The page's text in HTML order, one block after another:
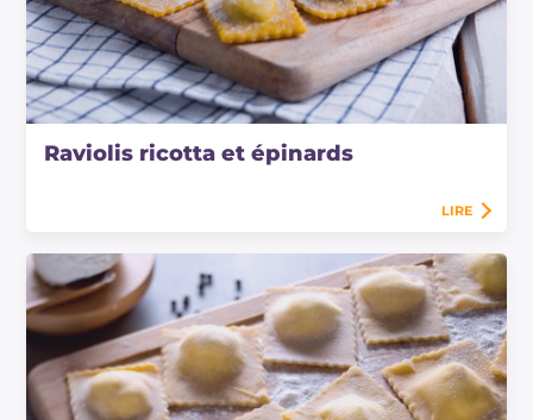
Raviolis ricotta et épinards
LIRE